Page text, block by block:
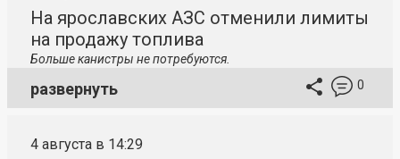
На ярославских АЗС отменили лимиты
на продажу топлива
Больше канистры не потребуются.
развернуть 0
4 августа в 14:29